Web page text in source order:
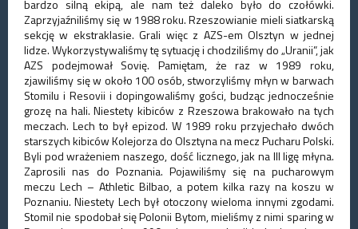
bardzo silną ekipą, ale nam też daleko było do czołówki.
Zaprzyjaźniliśmy się w 1988 roku. Rzeszowianie mieli siatkarską
sekcję w ekstraklasie. Grali więc z AZS-em Olsztyn w jednej
lidze. Wykorzystywaliśmy tę sytuację i chodziliśmy do „Uranii”, jak
AZS podejmował Sovię. Pamiętam, że raz w 1989 roku,
zjawiliśmy się w około 100 osób, stworzyliśmy młyn w barwach
Stomilu i Resovii i dopingowaliśmy gości, budząc jednocześnie
grozę na hali. Niestety kibiców z Rzeszowa brakowało na tych
meczach. Lech to był epizod. W 1989 roku przyjechało dwóch
starszych kibiców Kolejorza do Olsztyna na mecz Pucharu Polski.
Byli pod wrażeniem naszego, dość licznego, jak na III ligę młyna.
Zaprosili nas do Poznania. Pojawiliśmy się na pucharowym
meczu Lech – Athletic Bilbao, a potem kilka razy na koszu w
Poznaniu. Niestety Lech był otoczony wieloma innymi zgodami.
Stomil nie spodobał się Polonii Bytom, mieliśmy z nimi sparing w